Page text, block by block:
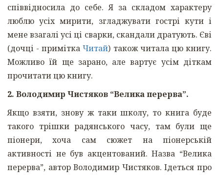
співвідносила до себе. Я за складом характеру
люблю усіх мирити, згладжувати гострі кути і
мене взагалі усі ці сварки, скандали дратують. Єві
(дочці - приміткаЧитай) також читала цю книгу.
Можливо їй ще зарано, але вартує усім діткам
прочитати цю книгу.
2. Володимир Чистяков “Велика перерва”.
Якщо взяти, знову ж таки школу, то книга буде
такого трішки радянського часу, там були ще
піонери, хоча сам сюжет на піонерській
активності не був акцентований. Назва “Велика
перерва”, автор Володимир Чистяков. Ідеться про